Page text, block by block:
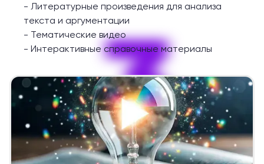
3
- Литературные произведения для анализа
текста и аргументации
- Тематические видео
- Интерактивные справочные материалы